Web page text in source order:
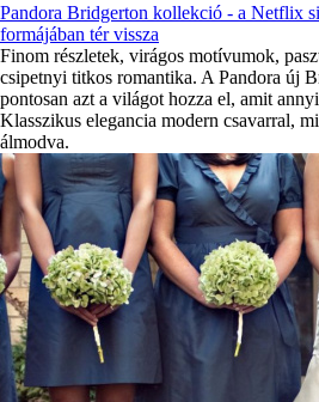
Pandora Bridgerton kollekció - a Netflix
formájában tér vissza
Finom részletek, virágos motívumok,
csipetnyi titkos romantika. A Pandora új
pontosan azt a világot hozza el, amit
Klasszikus elegancia modern csavarral,
álmodva.